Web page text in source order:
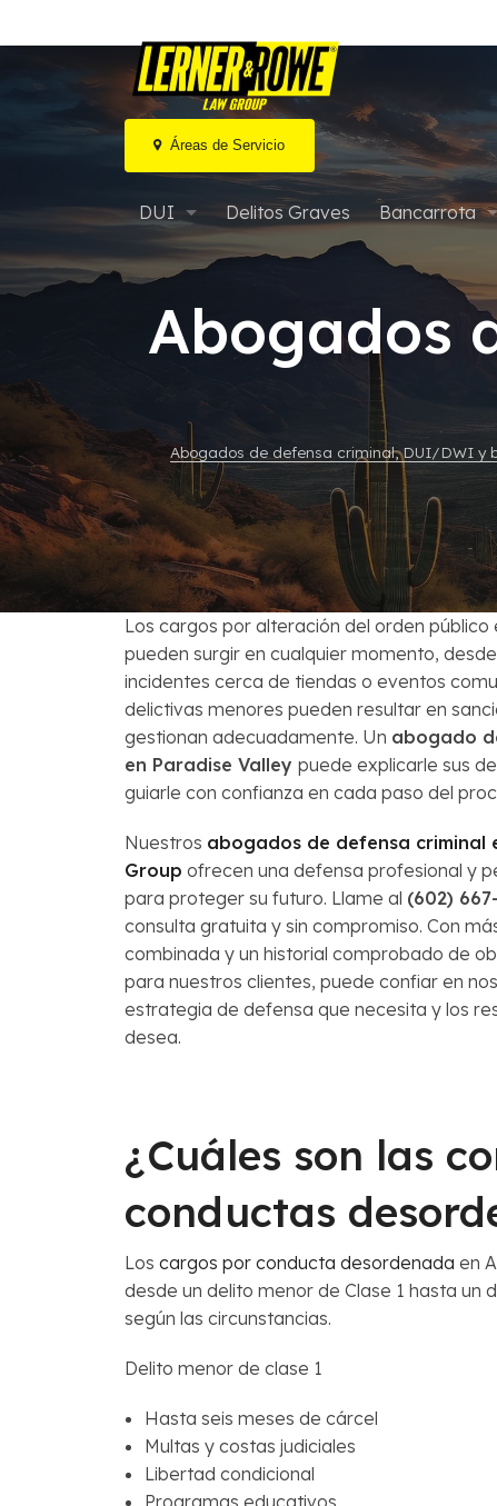
Áreas de Servicio
al
contenido
DUI
DUI por marihuana / Drogas
DUI agravado en Arizona
DUI Extremo o Súper Extremo
Audiencias de MVD y DUI
Delitos Graves Bancarrota
Bancarrota
Bancarrota
Bancarrota
Bancarrota y
Venta Corta
Preguntas
Abogados
Abogados de defensa criminal, DUI/DWI y
Los cargos por alteración del orden público
pueden surgir en cualquier momento,
incidentes cerca de tiendas o eventos
delictivas menores pueden resultar en
gestionan adecuadamente. Un abogado
en Paradise Valley puede explicarle sus
guiarle con confianza en cada paso del
Nuestros abogados de defensa criminal
Group ofrecen una defensa profesional y
para proteger su futuro. Llame al (602)
consulta gratuita y sin compromiso. Con
combinada y un historial comprobado de
para nuestros clientes, puede confiar en
estrategia de defensa que necesita y los
desea.
¿Cuáles son las
conductas
Los cargos por conducta desordenada en
desde un delito menor de Clase 1 hasta un
según las circunstancias.
Delito menor de clase 1
Hasta seis meses de cárcel
Multas y costas judiciales
Libertad condicional